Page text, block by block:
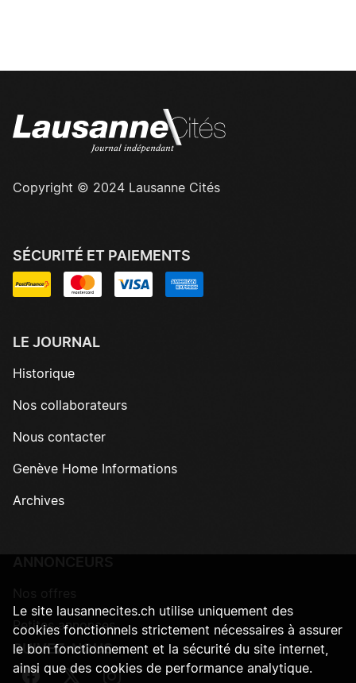
Copyright © 2024 Lausanne Cités
SÉCURITÉ ET PAIEMENTS
LE JOURNAL
Historique
Nos collaborateurs
Nous contacter
Genève Home Informations
Archives
Petites annonces
SUIVEZ-NOUS
Suivez-nous sur Facebook
Suivez-nous sur Twitter
Suivez-nous sur Instagram
Le site lausannecites.ch utilise uniquement des
cookies fonctionnels strictement nécessaires à assurer
le bon fonctionnement et la sécurité du site internet,
ainsi que des cookies de performance analytique.